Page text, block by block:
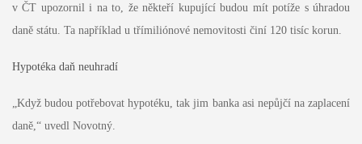
v ČT upozornil i na to, že někteří kupující budou mít potíže s úhradou
daně státu. Ta například u třímiliónové nemovitosti činí 120 tisíc korun.
Hypotéka daň neuhradí
„Když budou potřebovat hypotéku, tak jim banka asi nepůjčí na zaplacení
daně,“ uvedl Novotný.